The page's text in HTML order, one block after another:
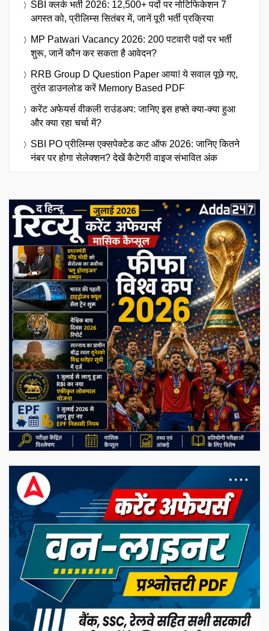
SBI क्लर्क भर्ती 2026: 12,500+ पदों पर नोटिफिकेशन 7
अगस्त को, प्रीलिम्स सितंबर में, जानें पूरी भर्ती प्रक्रिया
MP Patwari Vacancy 2026: 200 पटवारी पदों पर भर्ती
शुरू, जानें कौन कर सकता है आवेदन?
RRB Group D Question Paper आया! ये सवाल पूछे गए,
तुरंत डाउनलोड करें Memory Based PDF
करेंट अफेयर्स वीकली राउंडअप: जानिए इस हफ्ते क्या-क्या हुआ
और क्या रहा चर्चा में?
SBI PO प्रीलिम्स एक्सपेक्टेड कट ऑफ 2026: जानिए कितने
नंबर पर होगा सेलेक्शन? देखें कैटेगरी वाइज संभावित अंक